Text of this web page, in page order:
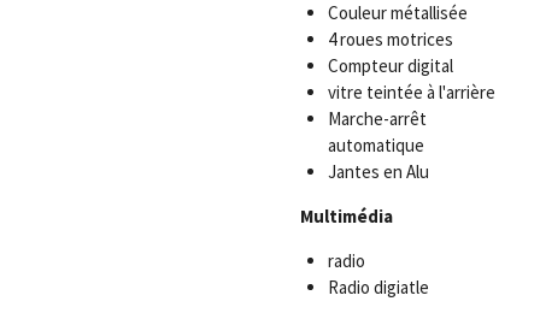
Couleur métallisée
4 roues motrices
Compteur digital
vitre teintée à l'arrière
Marche-arrêt
automatique
Jantes en Alu
Multimédia
radio
Radio digiatle